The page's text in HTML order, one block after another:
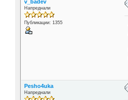
v_badev
Напреднали
Публикации: 1355
Pesho4uka
Напреднали